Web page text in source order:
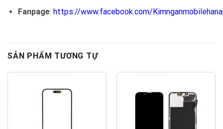
Fanpage: https://www.facebook.com/
SẢN PHẨM TƯƠNG TỰ